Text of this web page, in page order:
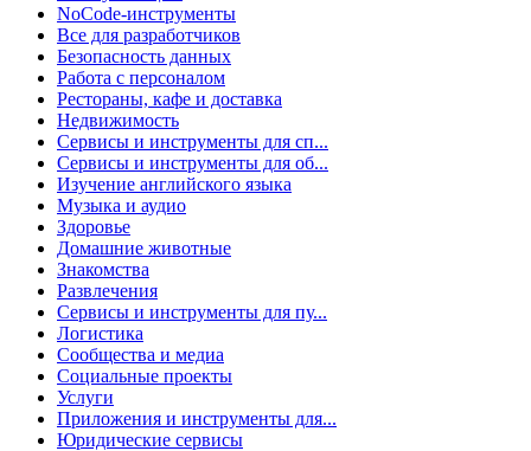
NoCode-инструменты
Все для разработчиков
Безопасность данных
Работа с персоналом
Рестораны, кафе и доставка
Недвижимость
Сервисы и инструменты для сп...
Сервисы и инструменты для об...
Изучение английского языка
Музыка и аудио
Здоровье
Домашние животные
Знакомства
Развлечения
Сервисы и инструменты для пу...
Логистика
Сообщества и медиа
Социальные проекты
Услуги
Приложения и инструменты для...
Юридические сервисы